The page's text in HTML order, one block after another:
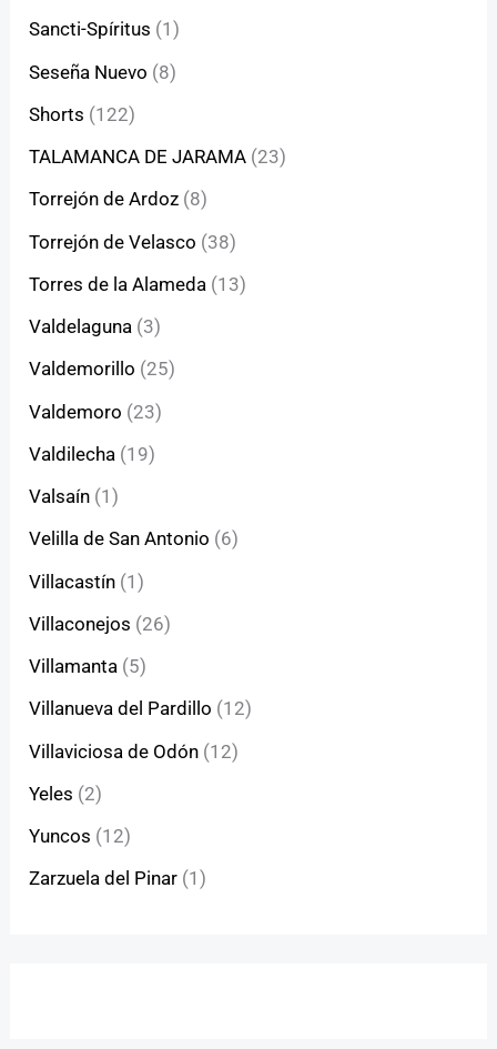
Sancti-Spíritus (1)
Seseña Nuevo (8)
Shorts (122)
TALAMANCA DE JARAMA (23)
Torrejón de Ardoz (8)
Torrejón de Velasco (38)
Torres de la Alameda (13)
Valdelaguna (3)
Valdemorillo (25)
Valdemoro (23)
Valdilecha (19)
Valsaín (1)
Velilla de San Antonio (6)
Villacastín (1)
Villaconejos (26)
Villamanta (5)
Villanueva del Pardillo (12)
Villaviciosa de Odón (12)
Yeles (2)
Yuncos (12)
Zarzuela del Pinar (1)